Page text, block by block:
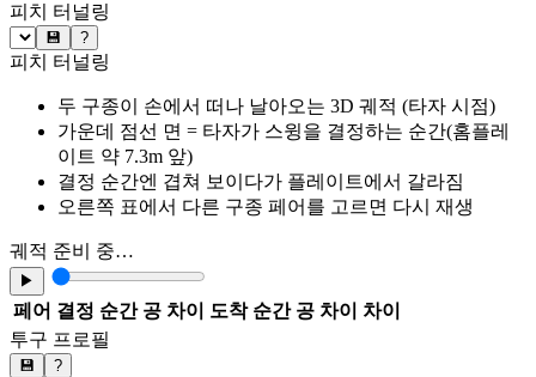
피치 터널링
💾 ?
피치 터널링
두 구종이 손에서 떠나 날아오는 3D 궤적 (타자 시점)
가운데 점선 면 = 타자가 스윙을 결정하는 순간(홈플레
이트 약 7.3m 앞)
결정 순간엔 겹쳐 보이다가 플레이트에서 갈라짐
오른쪽 표에서 다른 구종 페어를 고르면 다시 재생
궤적 준비 중…
▶
페어 결정 순간 공 차이 도착 순간 공 차이
차이
투구 프로필
💾 ?